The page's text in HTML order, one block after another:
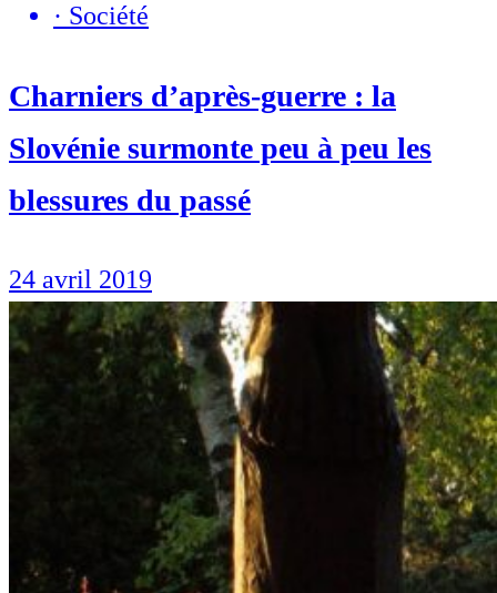
· Société
Charniers d’après-guerre : la
Slovénie surmonte peu à peu les
blessures du passé
24 avril 2019